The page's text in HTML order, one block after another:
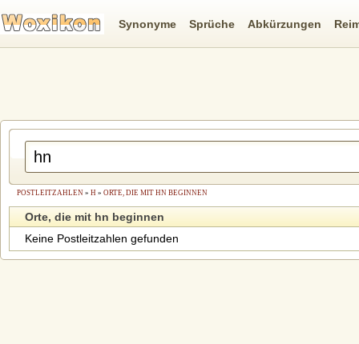
POSTLEITZAHLEN » H » ORTE, DIE MIT HN BEGINNEN
Orte, die mit hn beginnen
Keine Postleitzahlen gefunden
Synonyme Sprüche Abkürzungen